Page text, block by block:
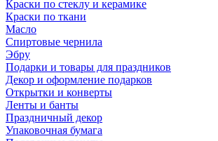
Краски по стеклу и керамике
Краски по ткани
Масло
Спиртовые чернила
Эбру
Подарки и товары для праздников
Декор и оформление подарков
Открытки и конверты
Ленты и банты
Праздничный декор
Упаковочная бумага